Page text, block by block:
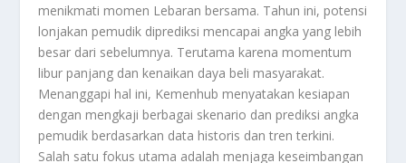
menikmati momen Lebaran bersama. Tahun ini, potensi
lonjakan pemudik diprediksi mencapai angka yang lebih
besar dari sebelumnya. Terutama karena momentum
libur panjang dan kenaikan daya beli masyarakat.
Menanggapi hal ini, Kemenhub menyatakan kesiapan
dengan mengkaji berbagai skenario dan prediksi angka
pemudik berdasarkan data historis dan tren terkini.
Salah satu fokus utama adalah menjaga keseimbangan